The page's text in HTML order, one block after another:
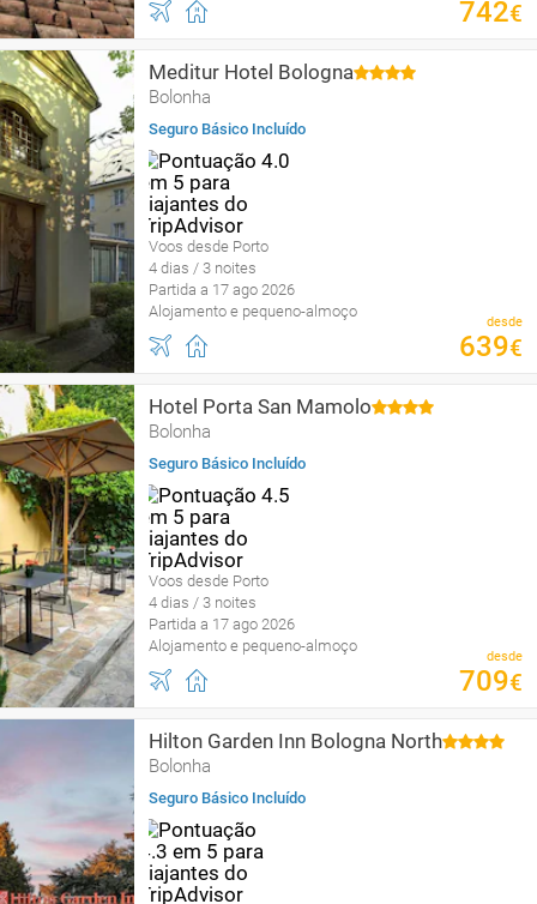
742€
Meditur Hotel Bologna
Bolonha
Seguro Básico Incluído
Voos desde Porto
4 dias / 3 noites
Partida a 17 ago 2026
Alojamento e pequeno-almoço
desde
639€
Hotel Porta San Mamolo
Bolonha
Seguro Básico Incluído
Voos desde Porto
4 dias / 3 noites
Partida a 17 ago 2026
Alojamento e pequeno-almoço
desde
709€
Hilton Garden Inn Bologna North
Bolonha
Seguro Básico Incluído